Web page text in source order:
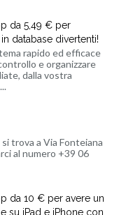
da 5,49 € per
database divertenti!
rapido ed efficace
e organizzare
dalla vostra
trova a Via Fonteiana
al numero +39 06
da 10 € per avere un
su iPad e iPhone con